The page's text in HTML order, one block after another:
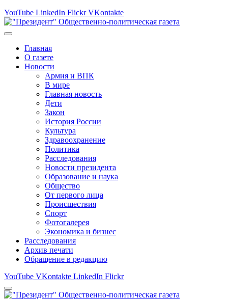
YouTube LinkedIn Flickr VKontakte
Главная
О газете
Новости
Армия и ВПК
В мире
Главная новость
Дети
Закон
История России
Культура
Здравоохранение
Политика
Расследования
Новости президента
Образование и наука
Общество
От первого лица
Происшествия
Спорт
Фотогалерея
Экономика и бизнес
Расследования
Архив печати
Обращение в редакцию
YouTube VKontakte LinkedIn Flickr